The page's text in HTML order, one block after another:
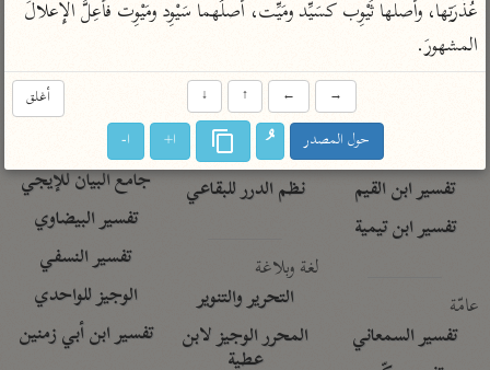
جمع الأقوال
تفسير ابن الجوزي
تفسير الماوردي
منتقاة
تفسير ابن القيم
تفسير ابن تيمية
عامّة
تفسير السمعاني
أخرى
أضواء البيان
نظم الدرر للبقاعي
لغة وبلاغة
التحرير والتنوير
المحرر الوجيز لابن
عطية
تفسير ابن عثيمين
مركَّزة العبارة
تفسير الجلالين
جامع البيان للإيجي
تفسير البيضاوي
تفسير النسفي
الوجيز للواحدي
تفسير ابن أبي زمنين
المشهورَ.
أغلق →
←
↑
↓
حول المصدر ا+ ا-